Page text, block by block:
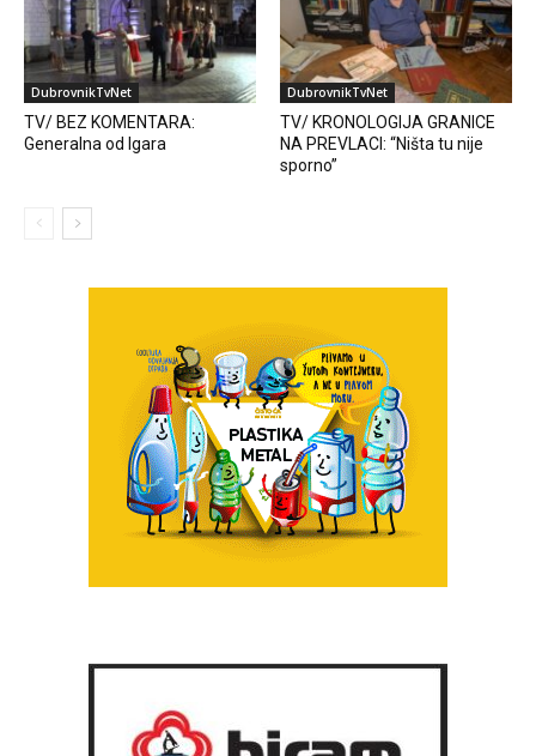
DubrovnikTvNet
TV/ BEZ KOMENTARA:
Generalna od Igara
DubrovnikTvNet
TV/ KRONOLOGIJA GRANICE
NA PREVLACI: “Ništa tu nije
sporno”